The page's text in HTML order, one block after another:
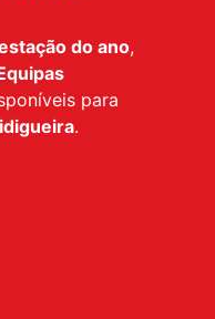
do ano,
para
.